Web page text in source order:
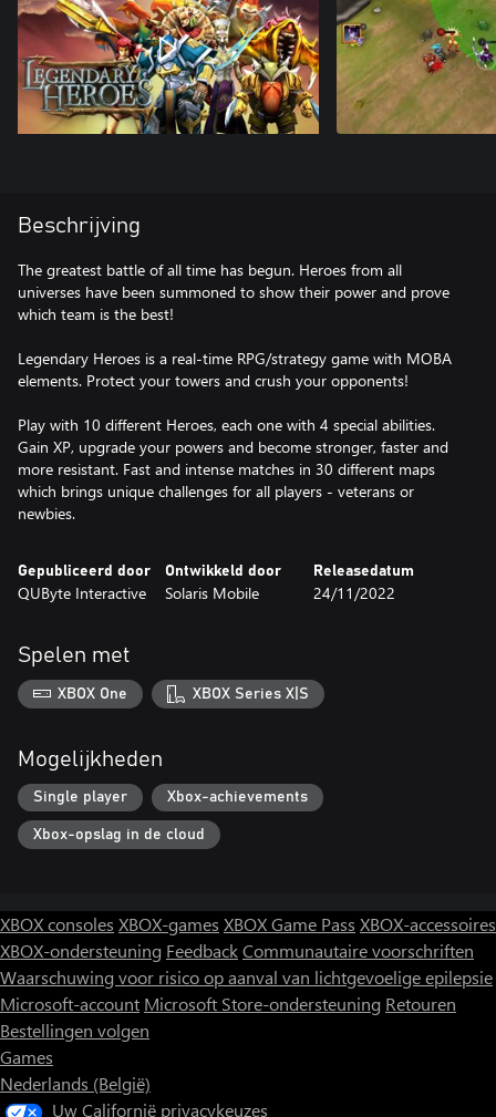
Beschrijving
The greatest battle of all time has begun. Heroes from all
universes have been summoned to show their power and prove
which team is the best!
Legendary Heroes is a real-time RPG/strategy game with MOBA
elements. Protect your towers and crush your opponents!
Play with 10 different Heroes, each one with 4 special abilities.
Gain XP, upgrade your powers and become stronger, faster and
more resistant. Fast and intense matches in 30 different maps
which brings unique challenges for all players - veterans or
newbies.
Gepubliceerd door
QUByte Interactive
Ontwikkeld door
Solaris Mobile
Releasedatum
24/11/2022
Spelen met
XBOX One XBOX Series X|S
Mogelijkheden
Single player Xbox-achievements
Xbox-opslag in de cloud
XBOX consoles XBOX-games XBOX Game Pass XBOX-accessoires
XBOX-ondersteuning FeedbackCommunautaire voorschriften
Waarschuwing voor risico op aanval van lichtgevoelige epilepsie
Microsoft-account Microsoft Store-ondersteuning Retouren
Bestellingen volgen
Games
Nederlands (België)
Uw Californië privacykeuzes